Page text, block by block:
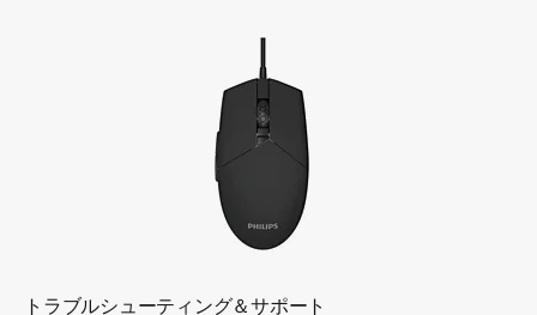
トラブルシューティング＆サポート